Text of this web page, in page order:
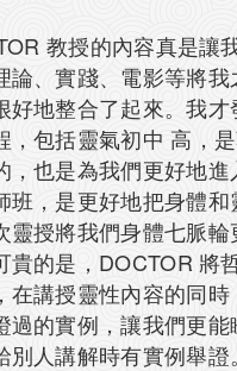
教授的內容真是讓
論、實踐、電影等將我
好地整合了起來。我才
，包括靈氣初中 高，
，也是為我們更好地
班，是更好地把身體和
靈授將我們身體七脈
貴的是，DOCTOR 將
在講授靈性內容的同時
過的實例，讓我們更
別人講解時有實例舉證